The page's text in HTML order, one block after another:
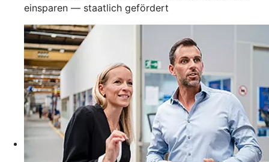
einsparen — staatlich gefördert